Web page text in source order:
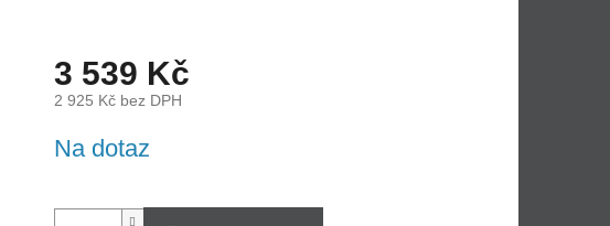
3 539 Kč
2 925 Kč bez DPH
cena:
Na dotaz